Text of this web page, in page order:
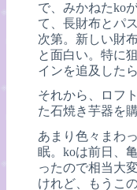
で、みかねたko
て、長財布とパ
次第。新しい財
と面白い。特に
インを追及した
それから、ロフ
た石焼き芋器を購
あまり色々まわ
眠。koは前日、
ったので相当大
けれど、もうこ